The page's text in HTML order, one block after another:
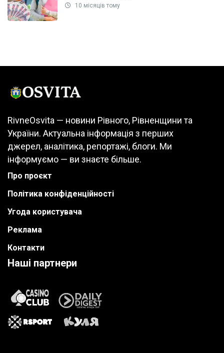
10 місяців тому
RivneOsvita — новини Рівного, Рівненщини та
України. Актуальна інформація з перших
джерел, аналітика, репортажі, блоги. Ми
інформуємо — ви знаєте більше.
Про проєкт
Політика конфіденційності
Угода користувача
Реклама
Контакти
Наші партнери